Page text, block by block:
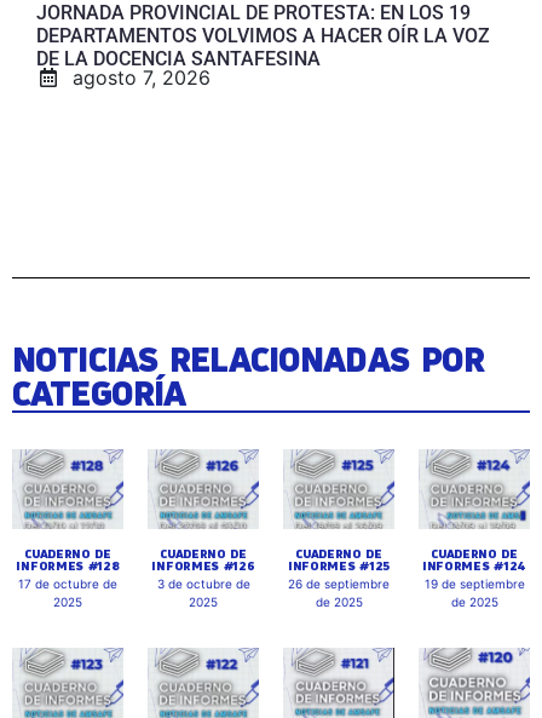
JORNADA PROVINCIAL DE PROTESTA: EN LOS 19
DEPARTAMENTOS VOLVIMOS A HACER OÍR LA VOZ
DE LA DOCENCIA SANTAFESINA
agosto 7, 2026
NOTICIAS RELACIONADAS POR
CATEGORÍA
CUADERNO DE
INFORMES #128
17 de octubre de
2025
CUADERNO DE
INFORMES #126
3 de octubre de
2025
CUADERNO DE
INFORMES #125
26 de septiembre
de 2025
CUADERNO DE
INFORMES #124
19 de septiembre
de 2025